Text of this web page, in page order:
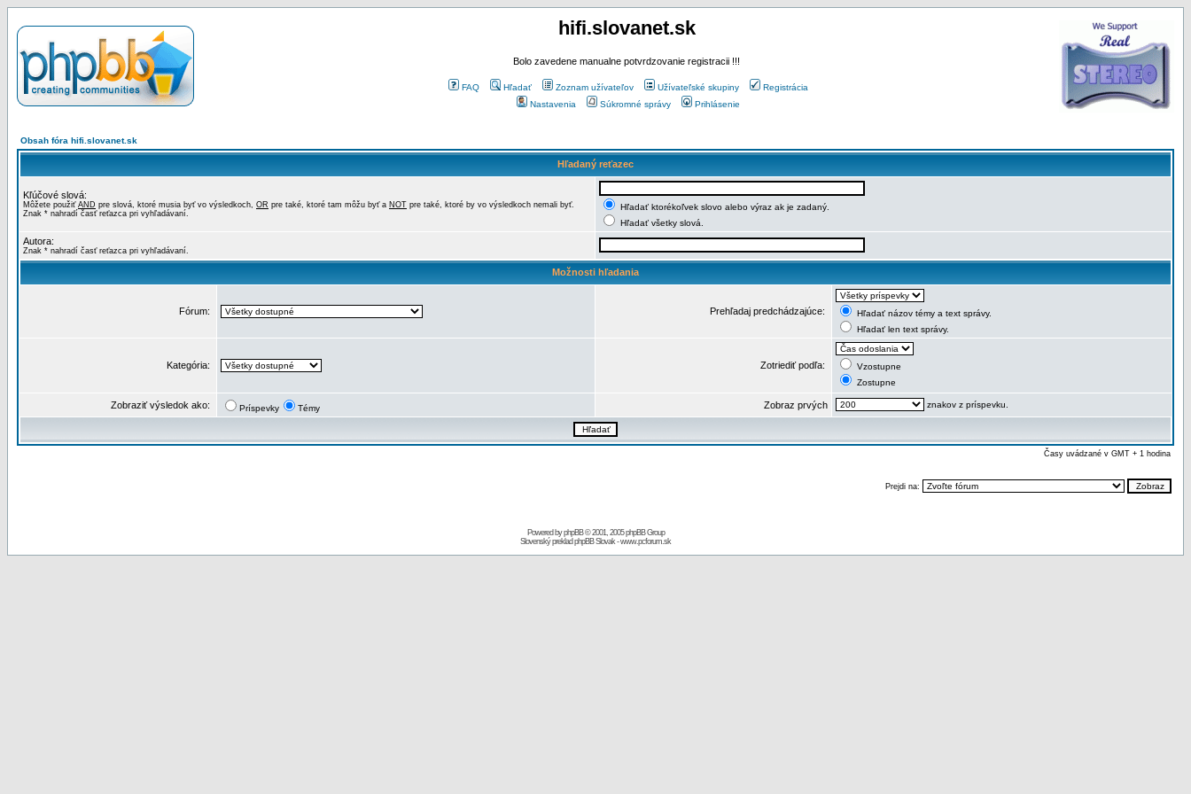
hifi.slovanet.sk
Bolo zavedene manualne potvrdzovanie registracii !!!
FAQ Hľadať Zoznam užívateľov Užívateľské skupiny
Registrácia
Nastavenia
Súkromné správy Prihlásenie
Obsah fóra hifi.slovanet.sk
Hľadaný reťazec
Kľúčové slová:
Môžete použiť AND pre slová, ktoré musia byť vo výsledkoch, OR pre také, ktoré tam môžu byť a NOT pre také, ktoré by vo výsledkoch nemali byť.
Znak * nahradí časť reťazca pri vyhľadávaní.
Hľadať ktorékoľvek slovo alebo výraz ak je zadaný.
Hľadať všetky slová.
Autora:
Znak * nahradí časť reťazca pri vyhľadávaní.
Možnosti hľadania
Fórum: Prehľadaj predchádzajúce:
Hľadať názov témy a text správy.
Hľadať len text správy.
Kategória: Zotriediť podľa:
Vzostupne
Zostupne
Zobraziť výsledok ako: Príspevky Témy Zobraz prvých znakov z príspevku.
Časy uvádzané v GMT + 1 hodina
Prejdi na:
Powered byphpBB© 2001, 2005 phpBB Group
Slovenský preklad phpBB Slovak-www.pcforum.sk